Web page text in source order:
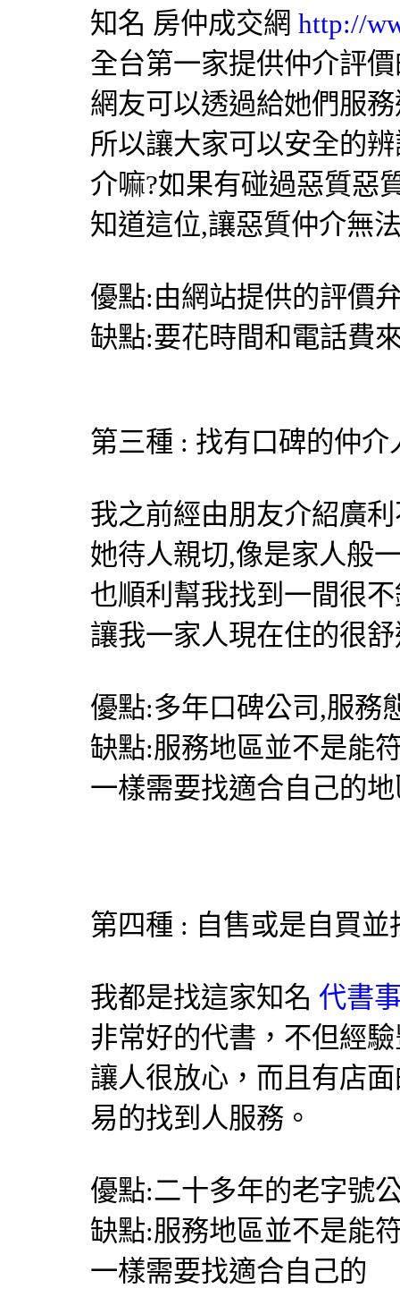
知名 房仲成交網 http://
全台第一家提供仲介評
網友可以透過給她們服
所以讓大家可以安全的
介嘛?如果有碰過惡質惡
知道這位,讓惡質仲介無
優點:由網站提供的評價
缺點:要花時間和電話費
第三種 : 找有口碑的仲介
我之前經由朋友介紹廣
她待人親切,像是家人般
也順利幫我找到一間很
讓我一家人現在住的很
優點:多年口碑公司,服務
缺點:服務地區並不是能
一樣需要找適合自己的
第四種 : 自售或是自買
我都是找這家知名 代書
非常好的代書，不但經
讓人很放心，而且有店
易的找到人服務。
優點:二十多年的老字號
缺點:服務地區並不是能
一樣需要找適合自己的